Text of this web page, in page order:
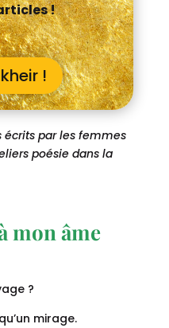
!
!
par les femmes
poésie dans la
mon âme
?
mirage.